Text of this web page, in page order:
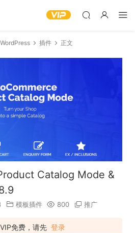
WordPress 插件 正文
Catalog Mode &
模板插件 800 推广
免费，请先 登录